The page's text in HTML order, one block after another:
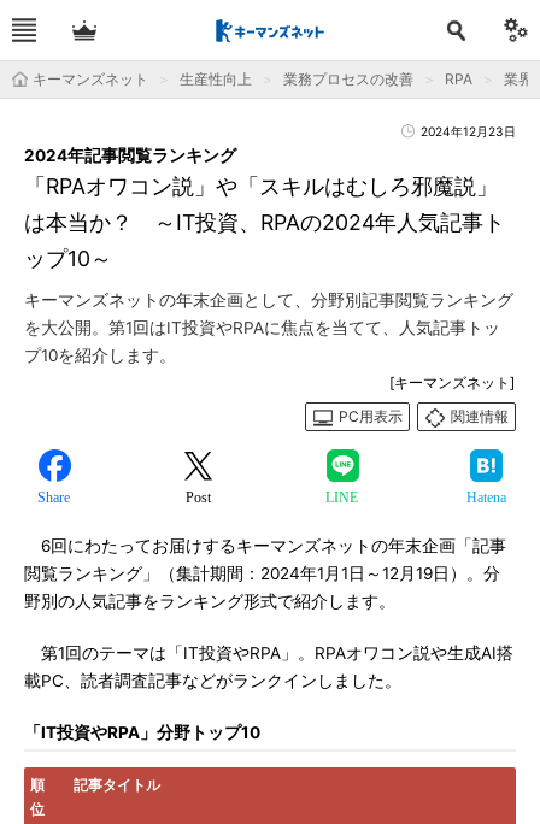
キーマンズネット 生産性向上 業務プロセスの改善 RPA 業界
2024年12月23日
「RPAオワコン説」や「スキルはむしろ邪魔説」
は本当か？ ～IT投資、RPAの2024年人気記事ト
ップ10～
2024年記事閲覧ランキング
キーマンズネットの年末企画として、分野別記事閲覧ランキング
を大公開。第1回はIT投資やRPAに焦点を当てて、人気記事トッ
プ10を紹介します。
[キーマンズネット]
PC用表示
関連情報
Share Post LINE Hatena
6回にわたってお届けするキーマンズネットの年末企画「記事
閲覧ランキング」（集計期間：2024年1月1日～12月19日）。分
野別の人気記事をランキング形式で紹介します。
第1回のテーマは「IT投資やRPA」。RPAオワコン説や生成AI搭
載PC、読者調査記事などがランクインしました。
「IT投資やRPA」分野トップ10
順
位
記事タイトル